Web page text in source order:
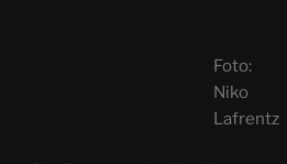
Foto:
Niko
Lafrentz